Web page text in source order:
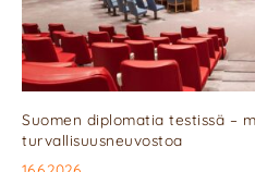
Suomen diplomatia testissä –
turvallisuusneuvostoa